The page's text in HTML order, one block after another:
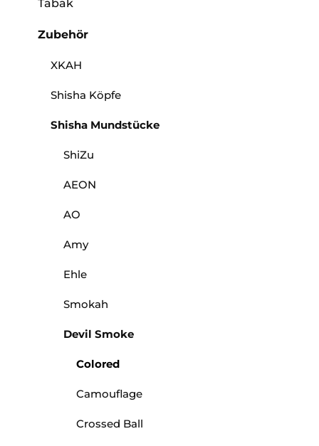
Tabak
Zubehör
XKAH
Shisha Köpfe
Shisha Mundstücke
ShiZu
AEON
AO
Amy
Ehle
Smokah
Devil Smoke
Colored
Camouflage
Crossed Ball